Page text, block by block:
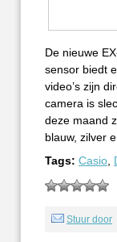
De nieuwe
sensor biedt
video’s zijn
camera is
deze maand
blauw, zilver
Tags: Casio
Stuur door